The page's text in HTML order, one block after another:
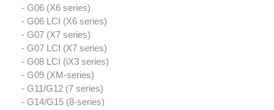
- G06 (X6 series)
- G06 LCI (X6 series)
- G07 (X7 series)
- G07 LCI (X7 series)
- G08 LCI (iX3 series)
- G09 (XM-series)
- G11/G12 (7 series)
- G14/G15 (8-series)